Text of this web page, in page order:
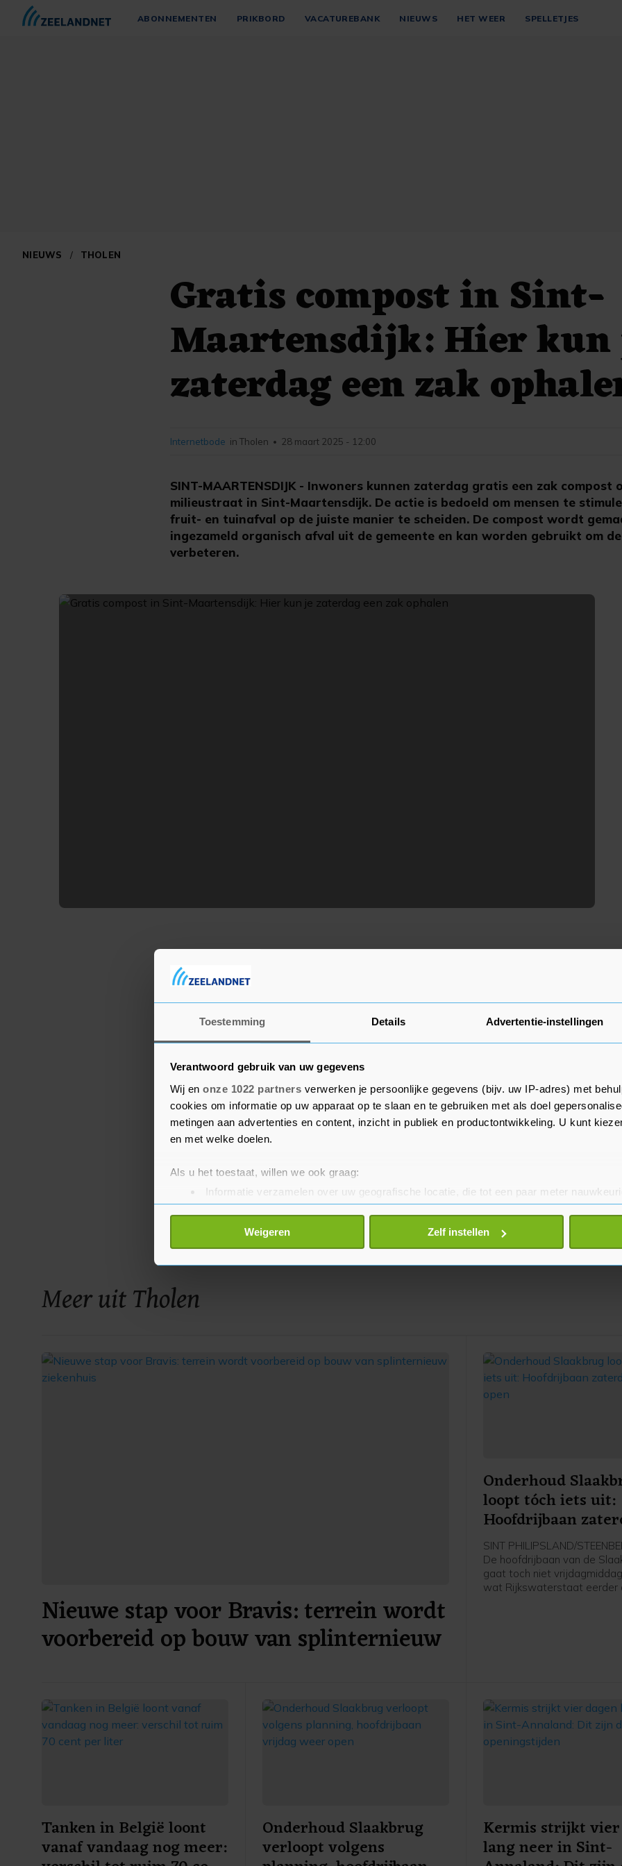
Toestemming Details Advertentie-instellingen
Verantwoord gebruik van uw gegevens
Wij en onze 1022 partners verwerken je persoonlijke gegevens (bijv. uw IP-adres) met
cookies om informatie op uw apparaat op te slaan en te gebruiken met als doel
metingen aan advertenties en content, inzicht in publiek en productontwikkeling. U kunt
en met welke doelen.
Als u het toestaat, willen we ook graag:
Informatie verzamelen over uw geografische locatie, die tot een paar meter
Uw apparaat identificeren door het actief te scannen op specifieke eigenschappen
Lees meer over hoe uw persoonlijke gegevens worden verwerkt en stel uw voorkeuren in het
toestemming op elk moment wijzigen of intrekken in de Cookieverklaring.
ons cookiebeleid bekijken en je gemaakte keuze altijd wijzigen of intrekken.
Weigeren Zelf instellen
ABONNEMENTEN PRIKBORD VACATUREBANK NIEUWS HET WEER SPELLETJES
NIEUWS / THOLEN
Gratis compost in Sint-
Maartensdijk: Hier kun
zaterdag een zak
SINT-MAARTENSDIJK - Inwoners kunnen zaterdag gratis een zak compost
milieustraat in Sint-Maartensdijk. De actie is bedoeld om mensen te
fruit- en tuinafval op de juiste manier te scheiden. De compost wordt
ingezameld organisch afval uit de gemeente en kan worden gebruikt om
verbeteren.
Internetbode in Tholen • 28 maart 2025 - 12:00
Meer uit Tholen
Nieuwe stap voor Bravis: terrein wordt
voorbereid op bouw van splinternieuw
Onderhoud
loopt tóch iets uit:
Hoofdrijbaan
pas open
SINT PHILIPSLAND/
De hoofdrijbaan van de
gaat toch niet
wat Rijkswaterstaat eerder
Tanken in België loont
vanaf vandaag nog meer:
Onderhoud Slaakbrug
verloopt volgens
Kermis strijkt vier
lang neer in Sint-